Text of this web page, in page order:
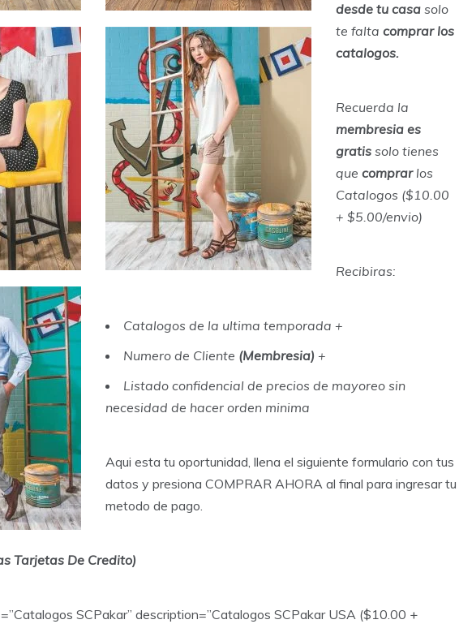
desde tu casa solo
te falta comprar los
catalogos.
Recuerda la
membresia es
gratis solo tienes
que comprarlos
Catalogos ($10.00
+ $5.00/envio)
Recibiras:
Catalogos de la ultima temporada +
Numero de Cliente (Membresia) +
Listado confidencial de precios de mayoreo sin
necesidad de hacer orden minima
Aqui esta tu oportunidad, llena el siguiente formulario con tus
datos y presiona COMPRAR AHORA al final para ingresar tu
metodo de pago.
Tarjetas De Credito)
SCPakar” description=”Catalogos SCPakar USA ($10.00 +